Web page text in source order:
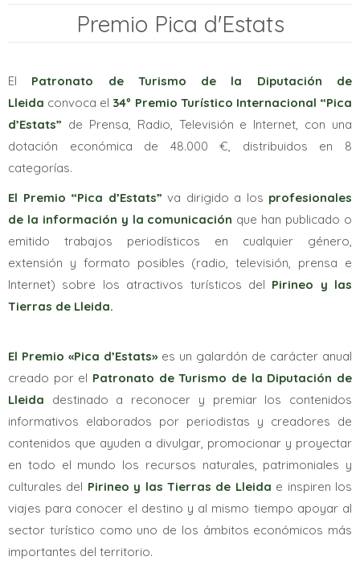
Premio Pica d'Estats
El Patronato de Turismo de la Diputación de
Lleida convoca el 34º Premio Turístico Internacional “Pica
d’Estats” de Prensa, Radio, Televisión e Internet, con una
dotación económica de 48.000 €, distribuidos en 8
categorías.
El Premio “Pica d’Estats” va dirigido a los profesionales
de la información y la comunicación que han publicado o
emitido trabajos periodísticos en cualquier género,
extensión y formato posibles (radio, televisión, prensa e
Internet) sobre los atractivos turísticos del Pirineo y las
Tierras de Lleida.
El Premio «Pica d’Estats» es un galardón de carácter anual
creado por el Patronato de Turismo de la Diputación de
Lleida destinado a reconocer y premiar los contenidos
informativos elaborados por periodistas y creadores de
contenidos que ayuden a divulgar, promocionar y proyectar
en todo el mundo los recursos naturales, patrimoniales y
culturales del Pirineo y las Tierras de Lleida e inspiren los
viajes para conocer el destino y al mismo tiempo apoyar al
sector turístico como uno de los ámbitos económicos más
importantes del territorio.